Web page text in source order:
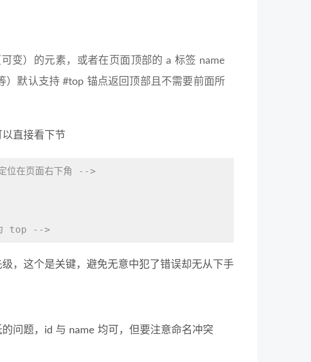
变）的元素，或者在页面顶部的 a 标签 name
默认支持 #top 锚点返回顶部且不需要前面所
直接看下节
在页面右下角 -->
top -->
，这个是关键，避免无意中犯了错误却无从下手
问题，id 与 name 均可，但要注意命名冲突